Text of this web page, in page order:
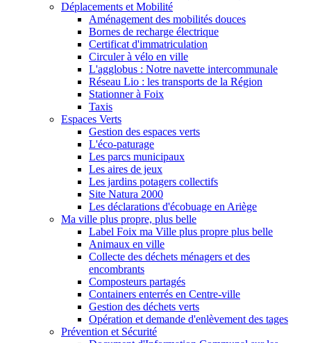
Déplacements et Mobilité
Aménagement des mobilités douces
Bornes de recharge électrique
Certificat d'immatriculation
Circuler à vélo en ville
L'agglobus : Notre navette intercommunale
Réseau Lio : les transports de la Région
Stationner à Foix
Taxis
Espaces Verts
Gestion des espaces verts
L'éco-paturage
Les parcs municipaux
Les aires de jeux
Les jardins potagers collectifs
Site Natura 2000
Les déclarations d'écobuage en Ariège
Ma ville plus propre, plus belle
Label Foix ma Ville plus propre plus belle
Animaux en ville
Collecte des déchets ménagers et des
encombrants
Composteurs partagés
Containers enterrés en Centre-ville
Gestion des déchets verts
Opération et demande d'enlèvement des tages
Prévention et Sécurité